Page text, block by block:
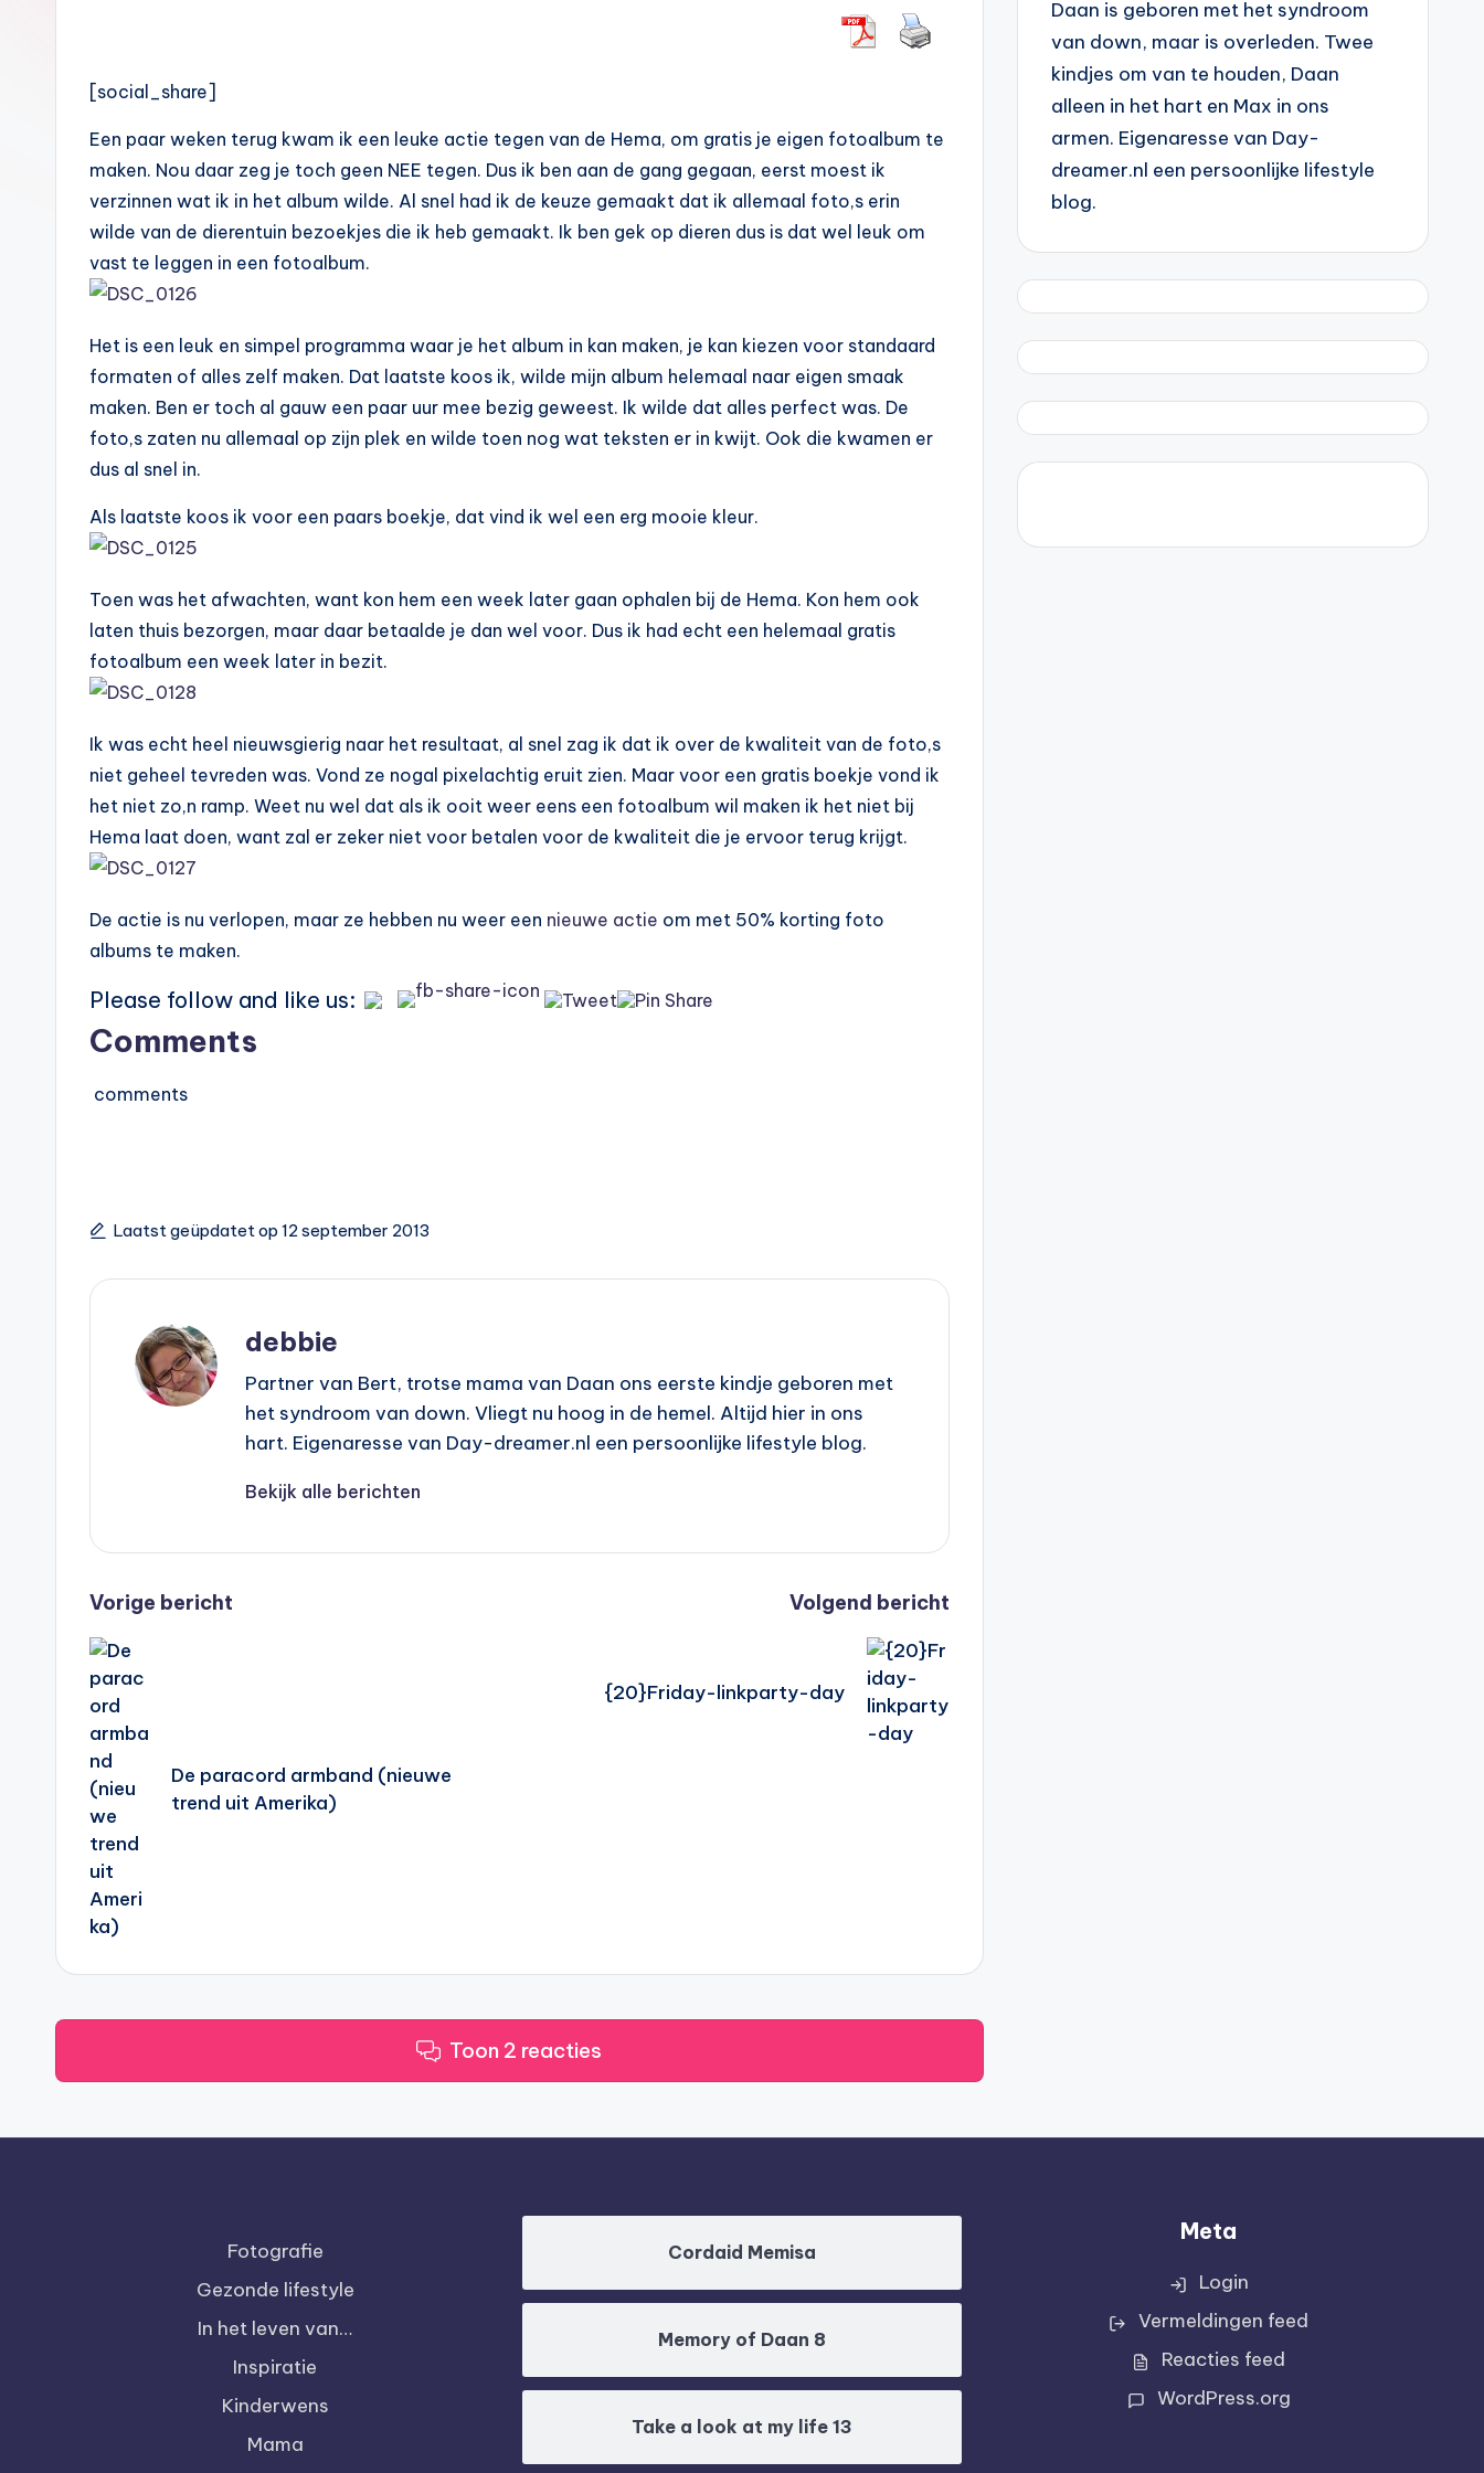
[social_share]
Een paar weken terug kwam ik een leuke actie tegen van de Hema, om gratis je eigen fotoalbum te
maken. Nou daar zeg je toch geen NEE tegen. Dus ik ben aan de gang gegaan, eerst moest ik
verzinnen wat ik in het album wilde. Al snel had ik de keuze gemaakt dat ik allemaal foto,s erin
wilde van de dierentuin bezoekjes die ik heb gemaakt. Ik ben gek op dieren dus is dat wel leuk om
vast te leggen in een fotoalbum.
Het is een leuk en simpel programma waar je het album in kan maken, je kan kiezen voor standaard
formaten of alles zelf maken. Dat laatste koos ik, wilde mijn album helemaal naar eigen smaak
maken. Ben er toch al gauw een paar uur mee bezig geweest. Ik wilde dat alles perfect was. De
foto,s zaten nu allemaal op zijn plek en wilde toen nog wat teksten er in kwijt. Ook die kwamen er
dus al snel in.
Als laatste koos ik voor een paars boekje, dat vind ik wel een erg mooie kleur.
Toen was het afwachten, want kon hem een week later gaan ophalen bij de Hema. Kon hem ook
laten thuis bezorgen, maar daar betaalde je dan wel voor. Dus ik had echt een helemaal gratis
fotoalbum een week later in bezit.
Ik was echt heel nieuwsgierig naar het resultaat, al snel zag ik dat ik over de kwaliteit van de foto,s
niet geheel tevreden was. Vond ze nogal pixelachtig eruit zien. Maar voor een gratis boekje vond ik
het niet zo,n ramp. Weet nu wel dat als ik ooit weer eens een fotoalbum wil maken ik het niet bij
Hema laat doen, want zal er zeker niet voor betalen voor de kwaliteit die je ervoor terug krijgt.
De actie is nu verlopen, maar ze hebben nu weer een nieuwe actie om met 50% korting foto
albums te maken.
Please follow and like us:
Comments
comments
Laatst geüpdatet op 12 september 2013
debbie
Partner van Bert, trotse mama van Daan ons eerste kindje geboren met
het syndroom van down. Vliegt nu hoog in de hemel. Altijd hier in ons
hart. Eigenaresse van Day-dreamer.nl een persoonlijke lifestyle blog.
Bekijk alle berichten
Bericht
navigatie
Vorige bericht
De paracord armband (nieuwe
trend uit Amerika)
Volgend bericht
{20}Friday-linkparty-day
Toon 2 reacties
Daan is geboren met het syndroom
van down, maar is overleden. Twee
kindjes om van te houden, Daan
alleen in het hart en Max in ons
armen. Eigenaresse van Day-
dreamer.nl een persoonlijke lifestyle
blog.
Fotografie
Gezonde lifestyle
In het leven van…
Inspiratie
Kinderwens
Mama
Cordaid Memisa
Memory of Daan 8
Take a look at my life 13
Meta
Login
Vermeldingen feed
Reacties feed
WordPress.org